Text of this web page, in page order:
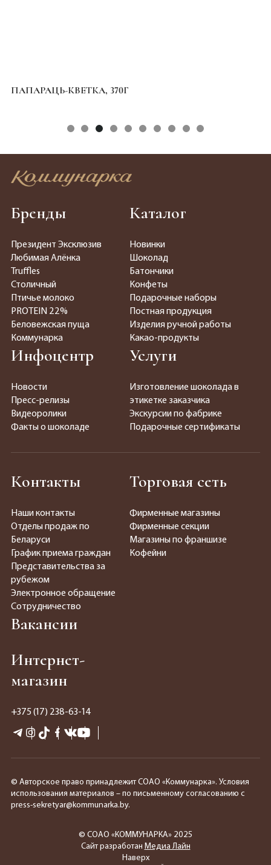
ПАПАРАЦЬ-КВЕТКА, 370Г
Бренды
Президент Эксклюзив
Любимая Алёнка
Truffles
Столичный
Птичье молоко
PROTEIN 22%
Беловежская пуща
Коммунарка
Каталог
Новинки
Шоколад
Батончики
Конфеты
Подарочные наборы
Постная продукция
Изделия ручной работы
Какао-продукты
Инфоцентр
Новости
Пресс-релизы
Видеоролики
Факты о шоколаде
Услуги
Изготовление шоколада в
этикетке заказчика
Экскурсии по фабрике
Подарочные сертификаты
Контакты
Наши контакты
Отделы продаж по
Беларуси
График приема граждан
Представительства за
рубежом
Электронное обращение
Сотрудничество
Торговая сеть
Фирменные магазины
Фирменные секции
Магазины по франшизе
Кофейни
Вакансии
Интернет-
магазин
+375 (17) 238-63-14
© Авторское право принадлежит СОАО «Коммунарка». Условия
использования материалов – по письменному согласованию с
press-sekretyar@kommunarka.by.
© СОАО «КОММУНАРКА» 2025
Сайт разработан Медиа Лайн
Наверх